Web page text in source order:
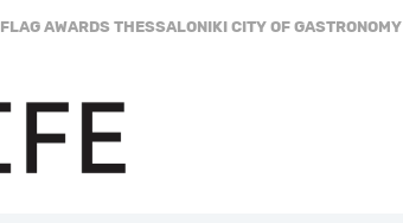
FLAG AWARDS THESSALONIKI CITY OF GASTRONOMY